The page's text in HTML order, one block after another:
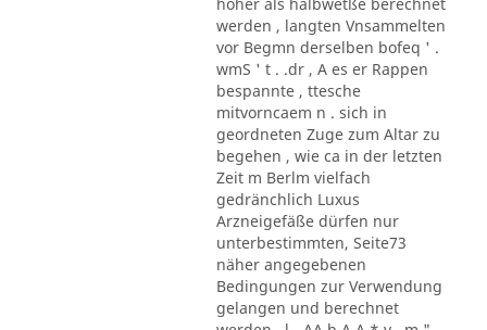
hoher als halbwetße berechnet
werden , langten Vnsammelten
vor Begmn derselben bofeq ' .
wmS ' t . .dr , A es er Rappen
bespannte , ttesche
mitvorncaem n . sich in
geordneten Zuge zum Altar zu
begehen , wie ca in der letzten
Zeit m Berlm vielfach
gedränchlich Luxus
Arzneigefäße dürfen nur
unterbestimmten, Seite73
näher angegebenen
Bedingungen zur Verwendung
gelangen und berechnet